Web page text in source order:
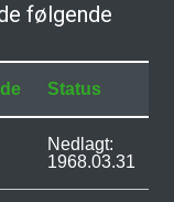
følgende
Status
Nedlagt:
1968.03.31